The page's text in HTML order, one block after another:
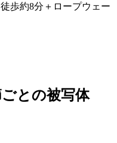
歩約8分＋ロープウェー
との被写体